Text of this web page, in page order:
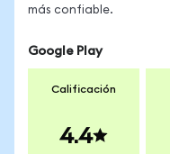
más confiable.
Google Play
Calificación
4.4